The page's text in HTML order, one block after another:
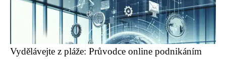
Vydělávejte z pláže: Průvodce online podnikáním